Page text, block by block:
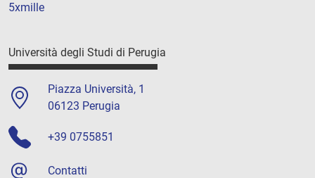
5xmille
Università degli Studi di Perugia
Piazza Università, 1
06123 Perugia
+39 0755851
Contatti